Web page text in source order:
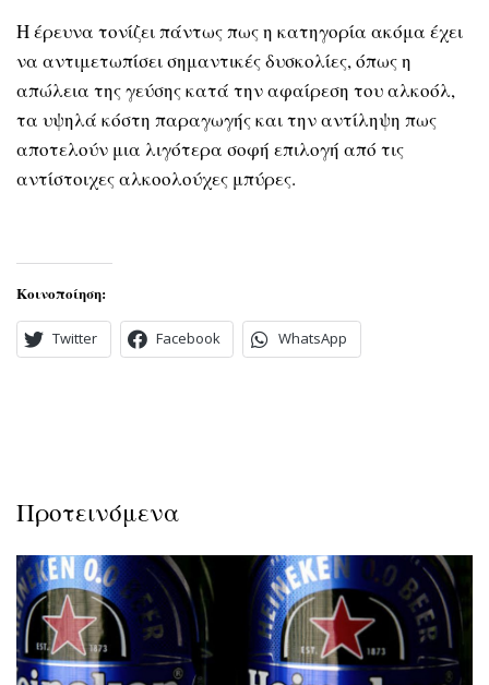
Η έρευνα τονίζει πάντως πως η κατηγορία ακόμα έχει
να αντιμετωπίσει σημαντικές δυσκολίες, όπως η
απώλεια της γεύσης κατά την αφαίρεση του αλκοόλ,
τα υψηλά κόστη παραγωγής και την αντίληψη πως
αποτελούν μια λιγότερα σοφή επιλογή από τις
αντίστοιχες αλκοολούχες μπύρες.
Κοινοποίηση:
Twitter Facebook WhatsApp
Προτεινόμενα